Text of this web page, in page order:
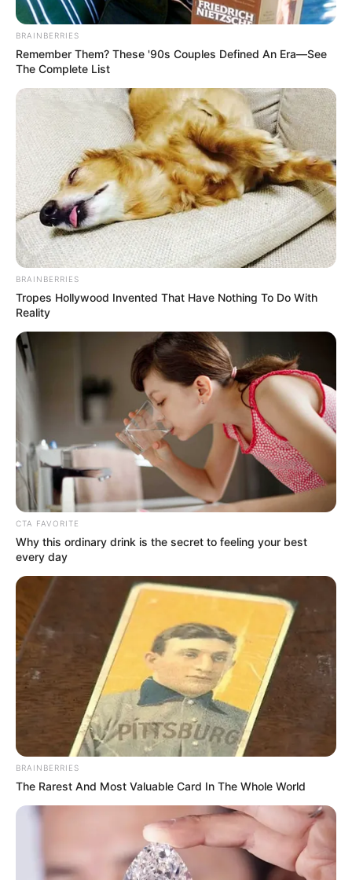
NEIVA
Ascenso póstumo para patrullera
huilense asesinada en Antioquia
CAUCA
Policía ibaguereño herido
y uniformado muerto en
brutal ataque contra
subestación en Cajibío
POLICÍA MUERTO
Con honores fue recibido
en Neiva el cuerpo del
subintendente José
Camacho Aldana
SINIESTRO
Maniobra de camioneta
habría causado choque
que dejó a un policía
muerto en San Luis,
POLICÍA MUERTO
Un policía muerto y otro
herido deja ataque
armado en Andes
NOTICIAS ANTIOQUIA
(Video) Asesinan a
patrullera en ataque a
Valdivia, Antioquia
SALGAR - ANTIOQUIA
BRAINBERRIES
Remember Them? These '90s Couples Defined An Era—See
The Complete List
BRAINBERRIES
Tropes Hollywood Invented That Have Nothing To Do With
Reality
CTA FAVORITE
Why this ordinary drink is the secret to feeling your best
every day
BRAINBERRIES
The Rarest And Most Valuable Card In The Whole World